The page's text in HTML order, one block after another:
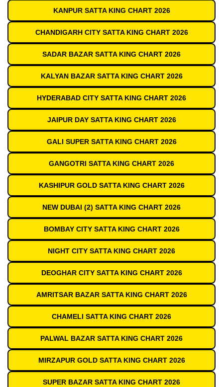
KANPUR SATTA KING CHART 2026
CHANDIGARH CITY SATTA KING CHART 2026
SADAR BAZAR SATTA KING CHART 2026
KALYAN BAZAR SATTA KING CHART 2026
HYDERABAD CITY SATTA KING CHART 2026
JAIPUR DAY SATTA KING CHART 2026
GALI SUPER SATTA KING CHART 2026
GANGOTRI SATTA KING CHART 2026
KASHIPUR GOLD SATTA KING CHART 2026
NEW DUBAI (2) SATTA KING CHART 2026
BOMBAY CITY SATTA KING CHART 2026
NIGHT CITY SATTA KING CHART 2026
DEOGHAR CITY SATTA KING CHART 2026
AMRITSAR BAZAR SATTA KING CHART 2026
CHAMELI SATTA KING CHART 2026
PALWAL BAZAR SATTA KING CHART 2026
MIRZAPUR GOLD SATTA KING CHART 2026
SUPER BAZAR SATTA KING CHART 2026